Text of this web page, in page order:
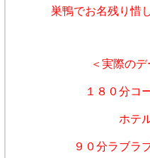
巣鴨でお名残り惜
＜実際の
１８０分コ
ホテ
９０分ラブラ